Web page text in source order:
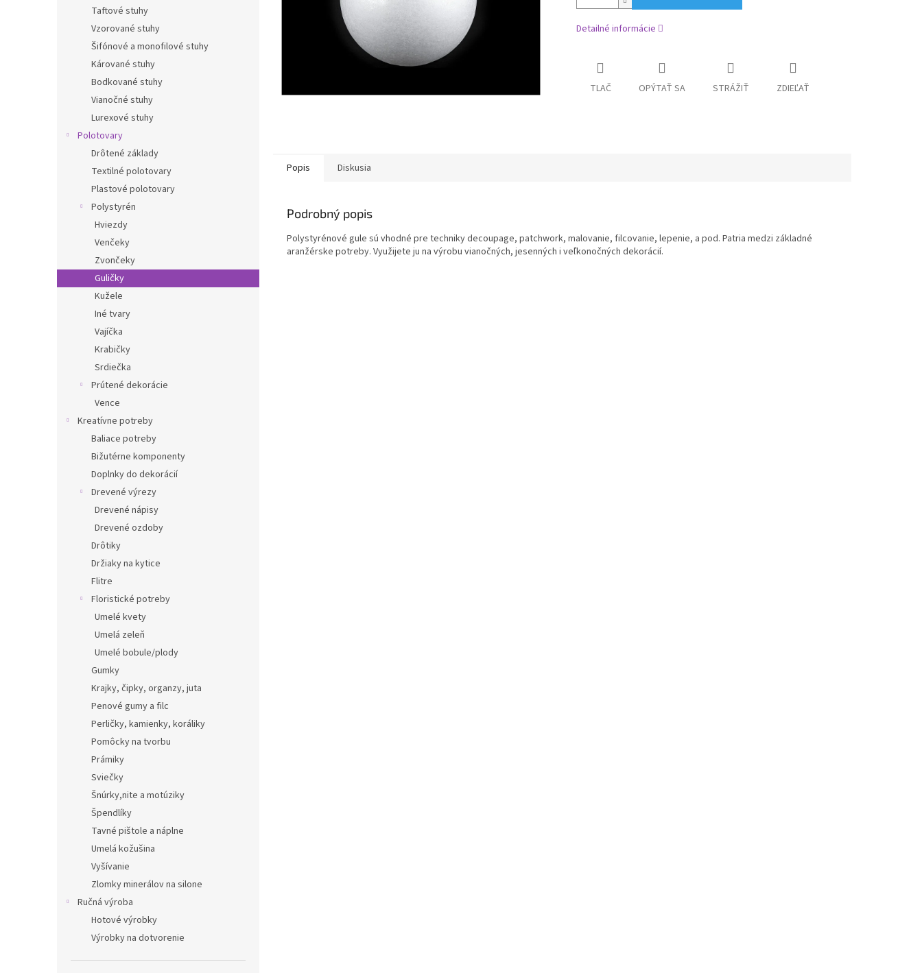
Taftové stuhy
Vzorované stuhy
Šifónové a monofilové stuhy
Kárované stuhy
Bodkované stuhy
Vianočné stuhy
Lurexové stuhy
Polotovary
Drôtené základy
Textilné polotovary
Plastové polotovary
Polystyrén
Hviezdy
Venčeky
Zvončeky
Guličky
Kužele
Iné tvary
Vajíčka
Krabičky
Srdiečka
Prútené dekorácie
Vence
Kreatívne potreby
Baliace potreby
Bižutérne komponenty
Doplnky do dekorácií
Drevené výrezy
Drevené nápisy
Drevené ozdoby
Drôtiky
Držiaky na kytice
Flitre
Floristické potreby
Umelé kvety
Umelá zeleň
Umelé bobule/plody
Gumky
Krajky, čipky, organzy, juta
Penové gumy a filc
Perličky, kamienky, koráliky
Pomôcky na tvorbu
Prámiky
Sviečky
Šnúrky,nite a motúziky
Špendlíky
Tavné pištole a náplne
Umelá kožušina
Vyšívanie
Zlomky minerálov na silone
Ručná výroba
Hotové výrobky
Výrobky na dotvorenie
Detailné informácie
TLAČ OPÝTAŤ SA STRÁŽIŤ ZDIEĽAŤ
Popis Diskusia
Podrobný popis
Polystyrénové gule sú vhodné pre techniky decoupage, patchwork, malovanie, filcovanie, lepenie, a pod. Patria medzi základné
aranžérske potreby. Využijete ju na výrobu vianočných, jesenných i veľkonočných dekorácií.